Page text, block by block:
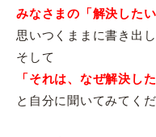
みなさまの「解決した
思いつくままに書き出
そして
「それは、なぜ解決し
と自分に聞いてみてく